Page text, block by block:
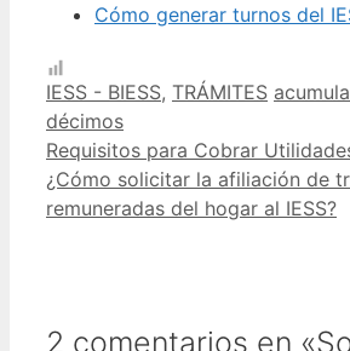
Cómo generar turnos del
Categorías
IESS - BIESS, TRÁMITES
décimos
Requisitos para Cobrar
¿Cómo solicitar la afiliación de
remuneradas del hogar al IESS?
2 comentarios en